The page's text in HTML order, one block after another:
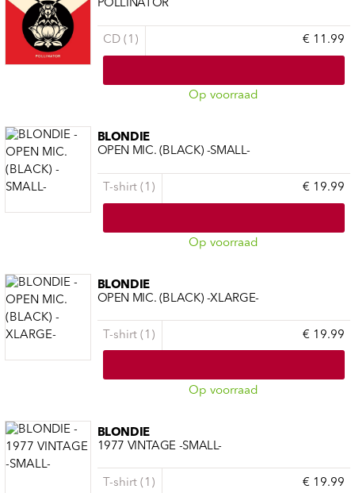
POLLINATOR
CD (1) € 11.99
Op voorraad
BLONDIE
OPEN MIC. (BLACK) -SMALL-
T-shirt (1) € 19.99
Op voorraad
BLONDIE
OPEN MIC. (BLACK) -XLARGE-
T-shirt (1) € 19.99
Op voorraad
BLONDIE
1977 VINTAGE -SMALL-
T-shirt (1) € 19.99